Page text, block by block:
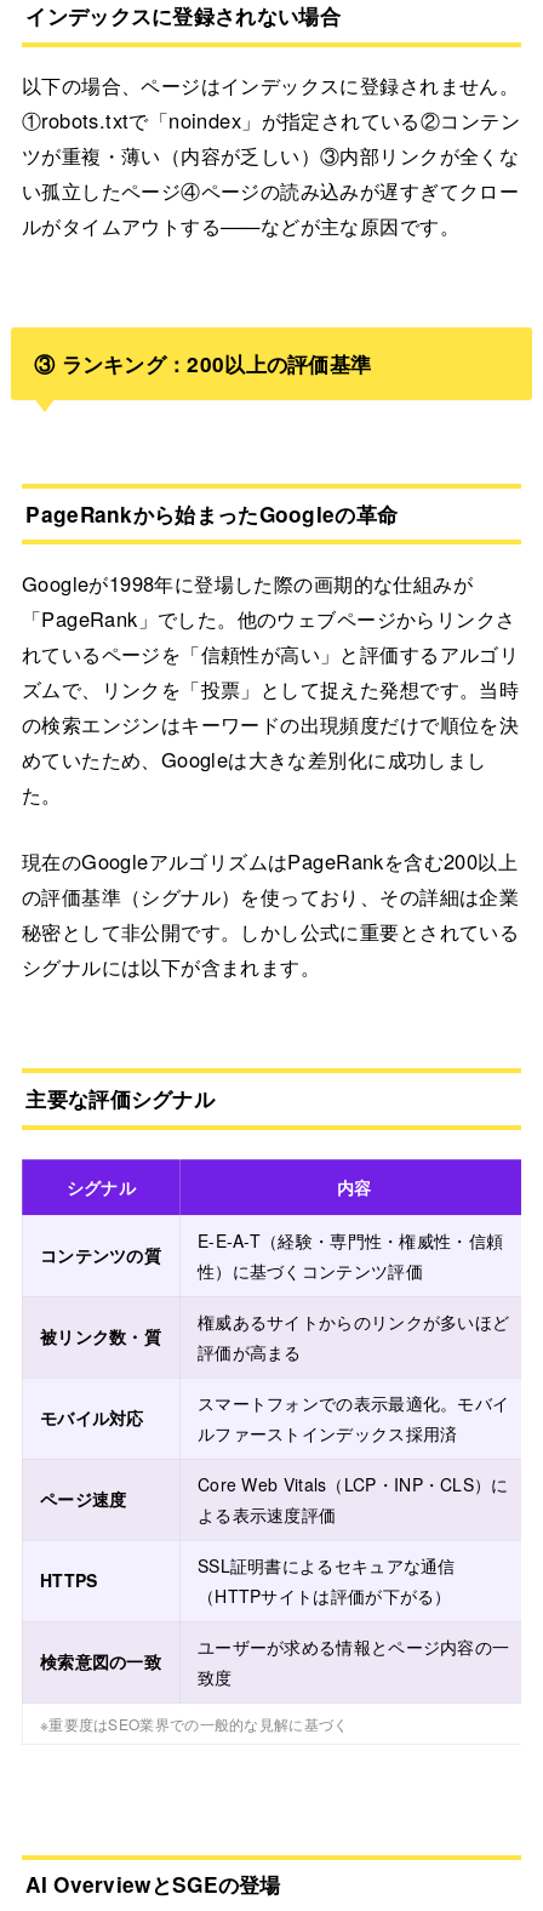
インデックスに登録されない場合
以下の場合、ページはインデックスに登録されません。
①robots.txtで「noindex」が指定されている②コンテン
ツが重複・薄い（内容が乏しい）③内部リンクが全くな
い孤立したページ④ページの読み込みが遅すぎてクロー
ルがタイムアウトする——などが主な原因です。
③ ランキング：200以上の評価基準
PageRankから始まったGoogleの革命
Googleが1998年に登場した際の画期的な仕組みが
「PageRank」でした。他のウェブページからリンクさ
れているページを「信頼性が高い」と評価するアルゴリ
ズムで、リンクを「投票」として捉えた発想です。当時
の検索エンジンはキーワードの出現頻度だけで順位を決
めていたため、Googleは大きな差別化に成功しまし
た。
現在のGoogleアルゴリズムはPageRankを含む200以上
の評価基準（シグナル）を使っており、その詳細は企業
秘密として非公開です。しかし公式に重要とされている
シグナルには以下が含まれます。
主要な評価シグナル
シグナル 内容
コンテンツの質
E-E-A-T（経験・専門性・権威性・信頼
性）に基づくコンテンツ評価
被リンク数・質
権威あるサイトからのリンクが多いほど
評価が高まる
モバイル対応
スマートフォンでの表示最適化。モバイ
ルファーストインデックス採用済
ページ速度
Core Web Vitals（LCP・INP・CLS）に
よる表示速度評価
HTTPS
SSL証明書によるセキュアな通信
（HTTPサイトは評価が下がる）
検索意図の一致
ユーザーが求める情報とページ内容の一
致度
※重要度はSEO業界での一般的な見解に基づく
AI OverviewとSGEの登場